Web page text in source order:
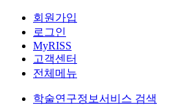
회원가입
로그인
MyRISS
고객센터
전체메뉴
학술연구정보서비스 검색